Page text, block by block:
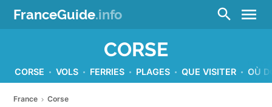
FranceGuide.info search menu
CORSE
CORSE VOLS FERRIES PLAGES QUE VISITER OÙ
France Corse